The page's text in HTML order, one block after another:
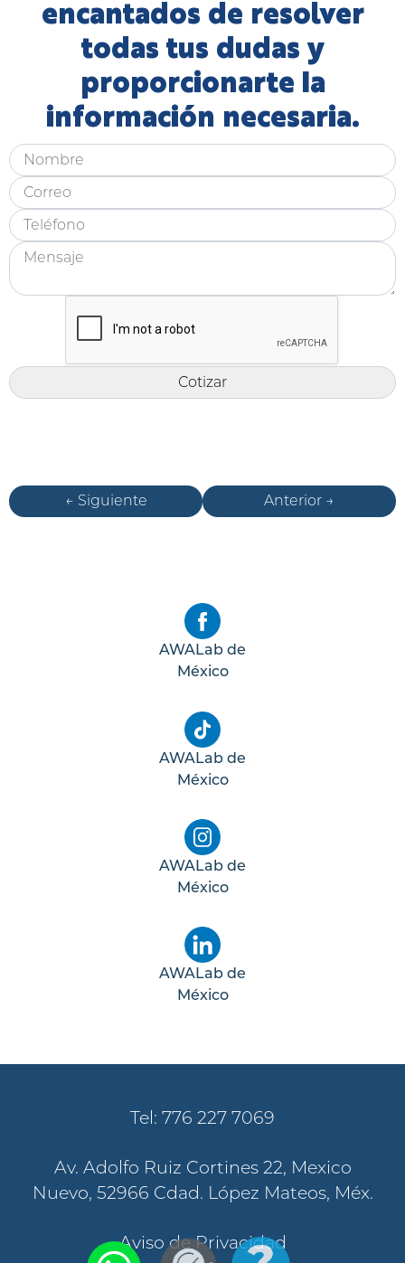
encantados de resolver
todas tus dudas y
proporcionarte la
información necesaria.
← Siguiente Anterior →
AWALab de
México
AWALab de
México
AWALab de
México
AWALab de
México
Tel: 776 227 7069
Av. Adolfo Ruiz Cortines 22, Mexico
Nuevo, 52966 Cdad. López Mateos, Méx.
Aviso de Privacidad